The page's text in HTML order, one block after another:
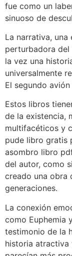
fue como un
sinuoso de
La narrativa,
perturbadora del
la vez una
universalmente
El segundo avión
Estos libros
de la existencia,
multifacéticos y
pude libro gratis
asombro libro
del autor, como
creado una obra
generaciones.
La conexión
como Euphemia
testimonio de la
historia atractiva